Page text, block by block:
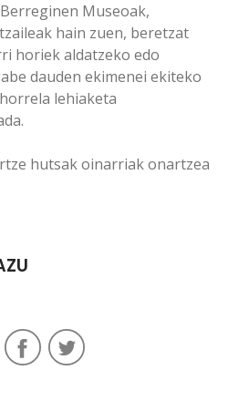
Museoak,
hain zuen, beretzat
horiek aldatzeko edo
dauden ekimenei ekiteko
lehiaketa
hutsak oinarriak onartzea